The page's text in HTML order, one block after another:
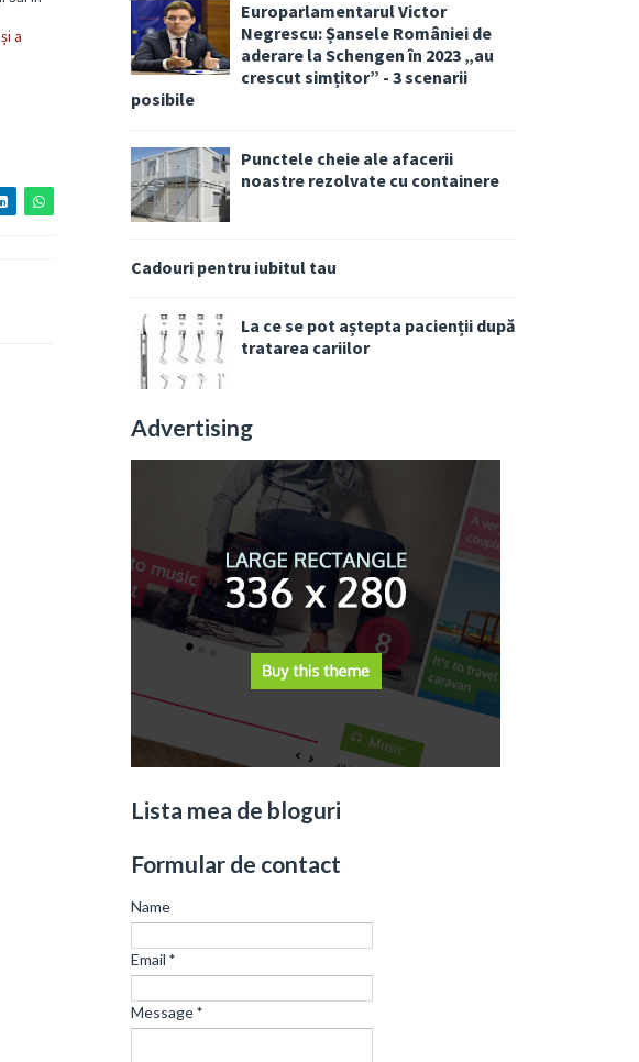
a
Europarlamentarul Victor
Negrescu: Șansele României de
aderare la Schengen în 2023 „au
crescut simțitor” - 3 scenarii
posibile
Punctele cheie ale afacerii
noastre rezolvate cu containere
Cadouri pentru iubitul tau
La ce se pot aștepta pacienții după
tratarea cariilor
Advertising
Lista mea de bloguri
Formular de contact
Name
Email *
Message*